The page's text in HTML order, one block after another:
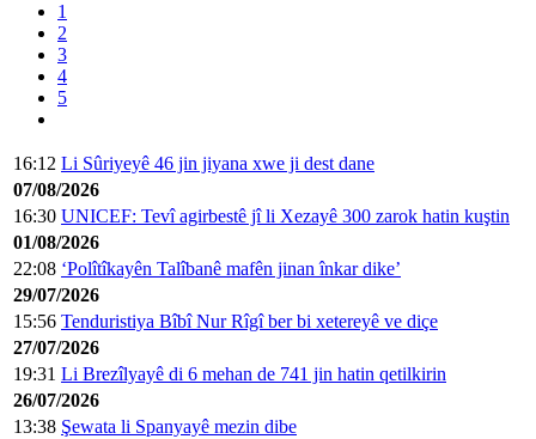
1
2
3
4
5
16:12 Li Sûriyeyê 46 jin jiyana xwe ji dest dane
07/08/2026
16:30 UNICEF: Tevî agirbestê jî li Xezayê 300 zarok hatin kuştin
01/08/2026
22:08 ‘Polîtîkayên Talîbanê mafên jinan înkar dike’
29/07/2026
15:56 Tenduristiya Bîbî Nur Rîgî ber bi xetereyê ve diçe
27/07/2026
19:31 Li Brezîlyayê di 6 mehan de 741 jin hatin qetilkirin
26/07/2026
13:38 Şewata li Spanyayê mezin dibe